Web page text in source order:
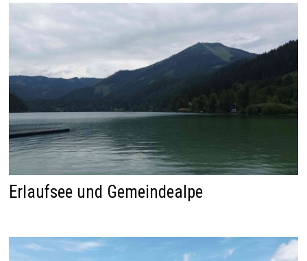
Erlaufsee und Gemeindealpe